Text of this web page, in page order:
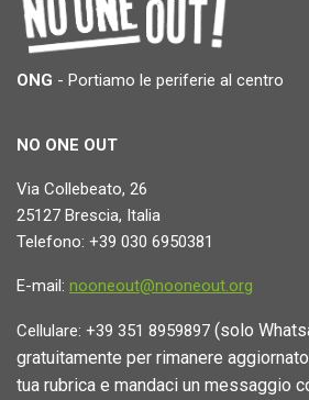
ONG - Portiamo le periferie al centro
NO ONE OUT
Via Collebeato, 26
25127 Brescia, Italia
Telefono: +39 030 6950381
E-mail: nooneout@nooneout.org
Cellulare: +39 351 8959897 (solo
gratuitamente per rimanere
tua rubrica e mandaci un messaggio